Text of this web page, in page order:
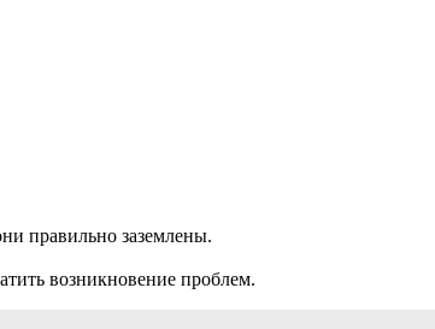
правильно заземлены.
возникновение проблем.